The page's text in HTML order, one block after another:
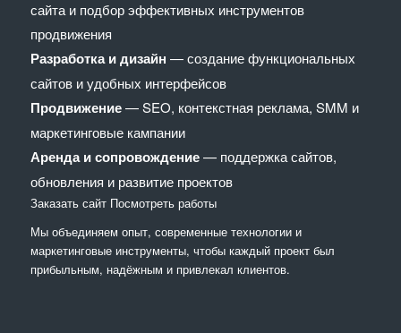
сайта и подбор эффективных инструментов
продвижения
Разработка и дизайн — создание функциональных
сайтов и удобных интерфейсов
Продвижение— SEO, контекстная реклама, SMM и
маркетинговые кампании
Аренда и сопровождение— поддержка сайтов,
обновления и развитие проектов
Заказать сайт Посмотреть работы
Мы объединяем опыт, современные технологии и
маркетинговые инструменты, чтобы каждый проект был
прибыльным, надёжным и привлекал клиентов.